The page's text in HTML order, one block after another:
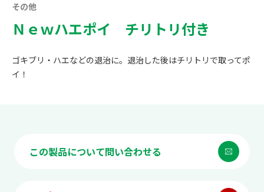
その他
Ｎｅｗハエポイ チリトリ付き
ゴキブリ・ハエなどの退治に。退治した後はチリトリで取ってポ
イ！
この製品について問い合わせる